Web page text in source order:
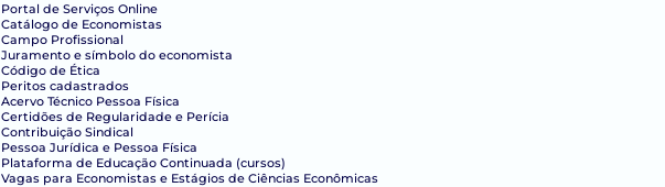
Portal de Serviços Online
Catálogo de Economistas
Campo Profissional
Juramento e símbolo do economista
Código de Ética
Peritos cadastrados
Acervo Técnico Pessoa Física
Certidões de Regularidade e Perícia
Contribuição Sindical
Pessoa Jurídica e Pessoa Física
Plataforma de Educação Continuada (cursos)
Vagas para Economistas e Estágios de Ciências Econômicas